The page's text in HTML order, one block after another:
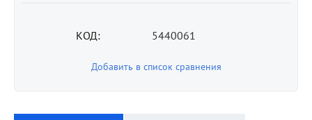
КОД: 5440061
Добавить в список сравнения